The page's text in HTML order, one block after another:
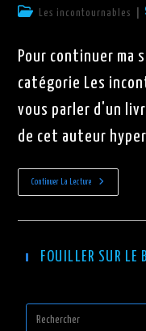
Post
Les incontournables
Pour continuer ma
catégorie Les
vous parler d'un
de cet auteur
Continuer La Lecture
“Marche
Ou
Alias
Stephen
FOUILLER SUR LE